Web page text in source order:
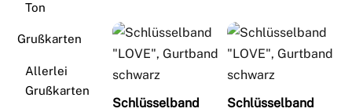
Schlüsselband
Schlüsselband
Ton
Grußkarten
Allerlei
Grußkarten